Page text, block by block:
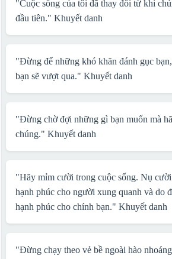
"Cuộc sống của tôi đã thay đổi từ khi
đầu tiên." Khuyết danh
"Đừng để những khó khăn đánh gục
bạn sẽ vượt qua." Khuyết danh
"Đừng chờ đợi những gì bạn muốn mà
chúng." Khuyết danh
"Hãy mỉm cười trong cuộc sống. Nụ cười
hạnh phúc cho người xung quanh và do
hạnh phúc cho chính bạn." Khuyết danh
"Ðừng chạy theo vẻ bề ngoài hào